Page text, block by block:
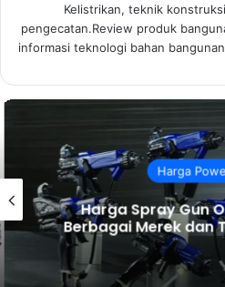
Kelistrikan, teknik
pengecatan.Review produk
informasi teknologi bahan
Harga
Harga Spray Gun
Berbagai Merek dan